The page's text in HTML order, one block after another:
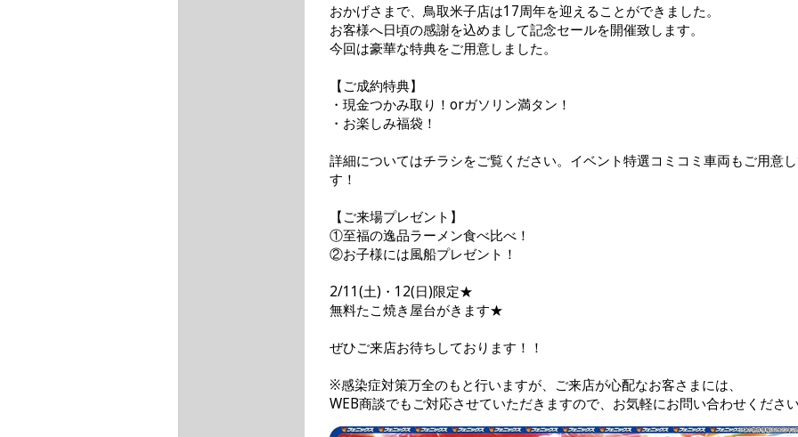
おかげさまで、鳥取米子店は17周年を迎えることができました。
お客様へ日頃の感謝を込めまして記念セールを開催致します。
今回は豪華な特典をご用意しました。
【ご成約特典】
・現金つかみ取り！orガソリン満タン！
・お楽しみ福袋！
詳細についてはチラシをご覧ください。イベント特選コミコミ車両もご用意
す！
【ご来場プレゼント】
①至福の逸品ラーメン食べ比べ！
②お子様には風船プレゼント！
2/11(土)・12(日)限定★
無料たこ焼き屋台がきます★
ぜひご来店お待ちしております！！
※感染症対策万全のもと行いますが、ご来店が心配なお客さまには、
WEB商談でもご対応させていただきますので、お気軽にお問い合わせくださ